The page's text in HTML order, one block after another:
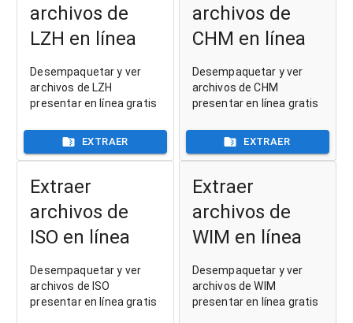
archivos de
LZH en línea
Desempaquetar y ver
archivos de LZH
presentar en línea gratis
EXTRAER
archivos de
CHM en línea
Desempaquetar y ver
archivos de CHM
presentar en línea gratis
EXTRAER
Extraer
archivos de
ISO en línea
Desempaquetar y ver
archivos de ISO
presentar en línea gratis
Extraer
archivos de
WIM en línea
Desempaquetar y ver
archivos de WIM
presentar en línea gratis